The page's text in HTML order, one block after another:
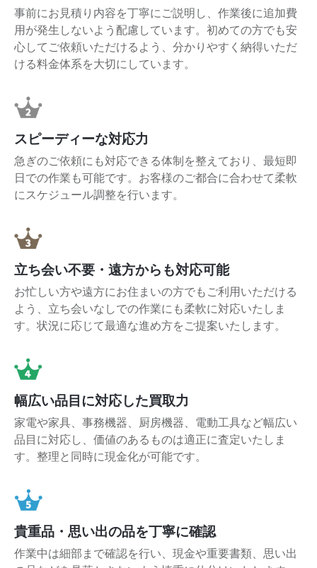
事前にお見積り内容を丁寧にご説明し、作業後に追加費
用が発生しないよう配慮しています。初めての方でも安
心してご依頼いただけるよう、分かりやすく納得いただ
ける料金体系を大切にしています。
スピーディーな対応力
急ぎのご依頼にも対応できる体制を整えており、最短即
日での作業も可能です。お客様のご都合に合わせて柔軟
にスケジュール調整を行います。
立ち会い不要・遠方からも対応可能
お忙しい方や遠方にお住まいの方でもご利用いただける
よう、立ち会いなしでの作業にも柔軟に対応いたしま
す。状況に応じて最適な進め方をご提案いたします。
幅広い品目に対応した買取力
家電や家具、事務機器、厨房機器、電動工具など幅広い
品目に対応し、価値のあるものは適正に査定いたしま
す。整理と同時に現金化が可能です。
貴重品・思い出の品を丁寧に確認
作業中は細部まで確認を行い、現金や重要書類、思い出